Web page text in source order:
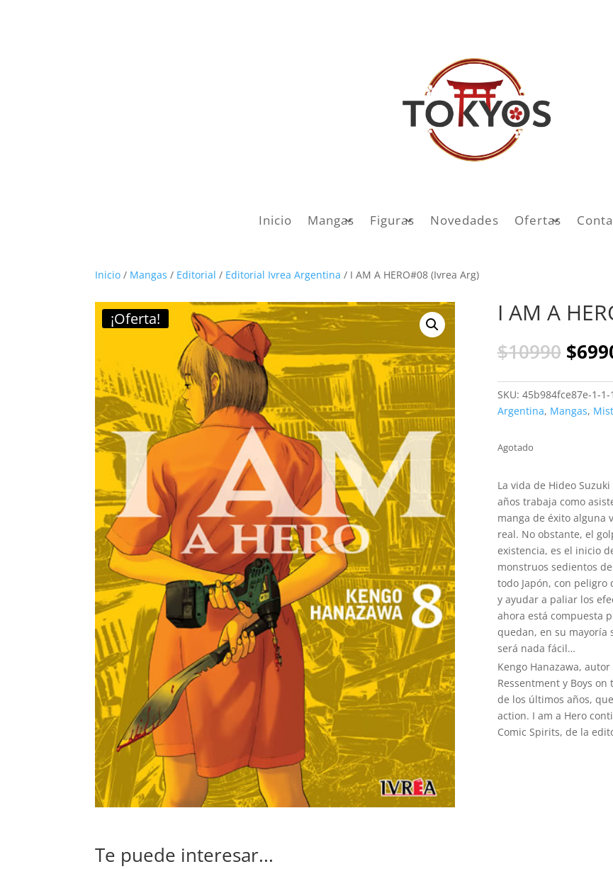
Inicio Mangas Figuras Novedades Ofertas
Inicio / Mangas / Editorial / Editorial Ivrea Argentina / I AM A HERO#08 (Ivrea Arg)
¡Oferta! I AM A
$10990 El
era:
$
SKU: 45b984fce87e-1-1-
Argentina, Mangas,
Agotado
La vida de Hideo
años trabaja como
manga de éxito alguna
real. No obstante, el
existencia, es el inicio
monstruos sedientos
todo Japón, con
y ayudar a paliar los
ahora está compuesta
quedan, en su mayoría
será nada fácil…
Kengo Hanazawa,
Ressentment y Boys
de los últimos años,
action. I am a Hero
Comic Spirits, de la
Te puede interesar...